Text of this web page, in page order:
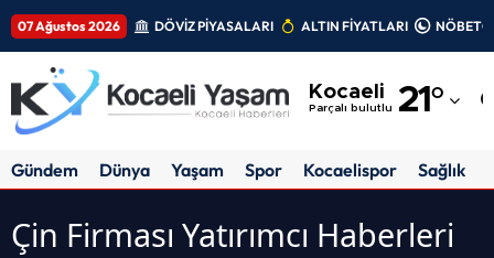
07 Ağustos 2026 DÖVİZ PİYASALARI ALTIN FİYATLARI
Kocaeli
Parçalı bulutlu 21°
Adıyaman
Amasya
Gündem Dünya Yaşam Spor Kocaelispor Sağlık
Çin Firması Yatırımcı Haberleri